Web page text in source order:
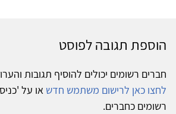
הוספת תגובה לפוסט
חברים רשומים יכולים להוסיף תגובות
לחצו כאן לרישום משתמש חדש או על
רשומים כחברים.